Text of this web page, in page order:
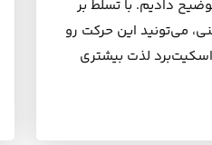
دادیم. با تسلط بر
می‌تونید این حرکت رو
اسکیت‌برد لذت بیشتری